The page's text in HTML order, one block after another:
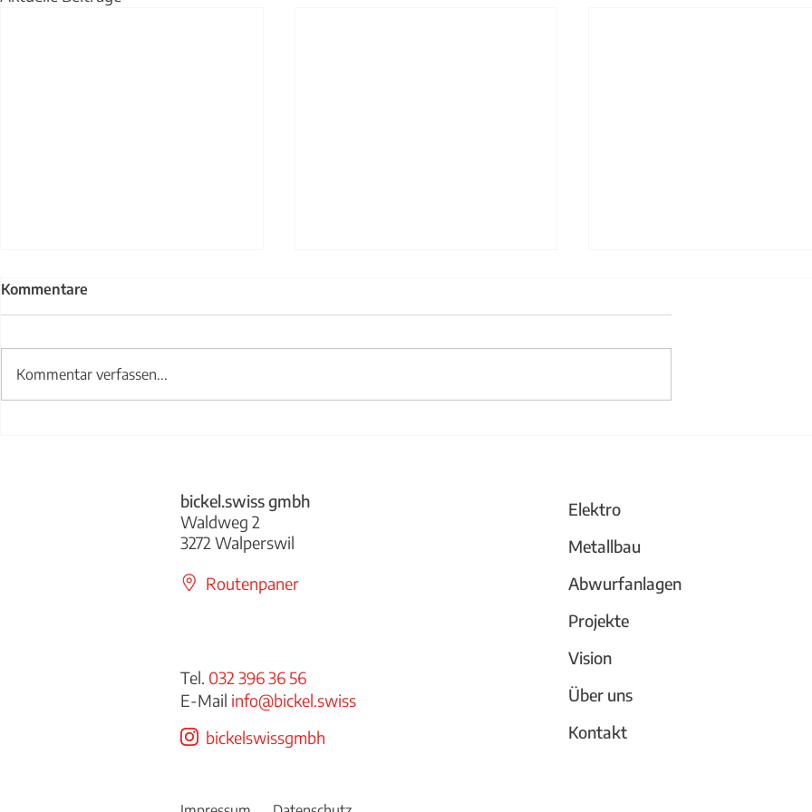
Kommentare
Kommentar verfassen...
bickel.swiss gmbh
Waldweg 2
3272 Walperswil
Routenpaner
Tel. 032 396 36 56
E-Mail info@bickel.swiss
bickelswissgmbh
Elektro
Metallbau
Abwurfanlagen
Projekte
Vision
Über uns
Kontakt